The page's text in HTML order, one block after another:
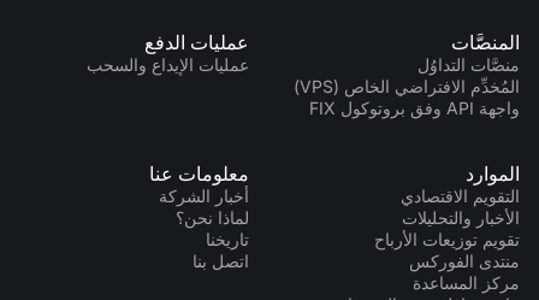
المنصَّات
منصَّات التداوُل
المُخدِّم الافتراضي الخاص (VPS)
واجهة API وفق بروتوكول FIX
عمليات الدفع
عمليات الإيداع والسحب
الموارد
التقويم الاقتصادي
الأخبار والتحليلات
تقويم توزيعات الأرباح
منتدى الفوركس
مركز المساعدة
معلومات عنا
أخبار الشركة
لماذا نحن؟
تاريخنا
اتصل بنا